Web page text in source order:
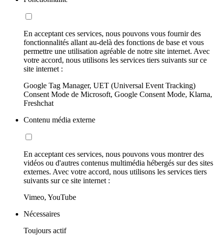
En acceptant ces services, nous pouvons vous fournir des
fonctionnalités allant au-delà des fonctions de base et vous
permettre une utilisation agréable de notre site internet. Avec
votre accord, nous utilisons les services tiers suivants sur ce
site internet :
Google Tag Manager, UET (Universal Event Tracking)
Consent Mode de Microsoft, Google Consent Mode, Klarna,
Freshchat
Contenu média externe
En acceptant ces services, nous pouvons vous montrer des
vidéos ou d'autres contenus multimédia hébergés sur des sites
externes. Avec votre accord, nous utilisons les services tiers
suivants sur ce site internet :
Vimeo, YouTube
Nécessaires
Toujours actif